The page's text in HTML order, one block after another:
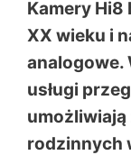
Kamery Hi8
XX wieku i
analogowe.
usługi
rodzinnych